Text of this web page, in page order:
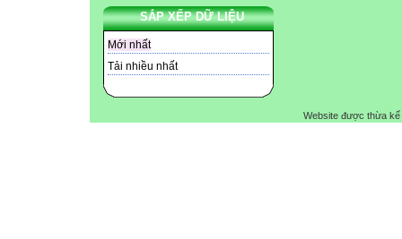
SẮP XẾP DỮ LIỆU
Mới nhất
Tải nhiều nhất
Website được thừa